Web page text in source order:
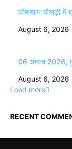
कोमाखान चौखड़ी में
August 6, 2026
06 अगस्त 2026,
August 6, 2026
Load more
RECENT